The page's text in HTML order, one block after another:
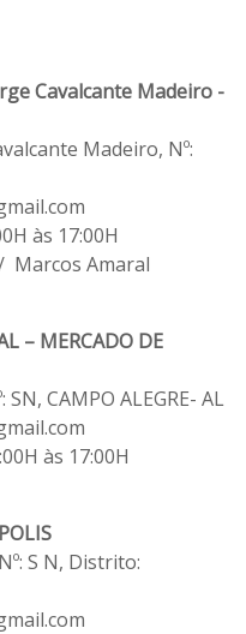
Cavalcante Madeiro -
Madeiro, Nº:
às 17:00H
Marcos Amaral
– MERCADO DE
CAMPO ALEGRE- AL
às 17:00H
S N, Distrito: